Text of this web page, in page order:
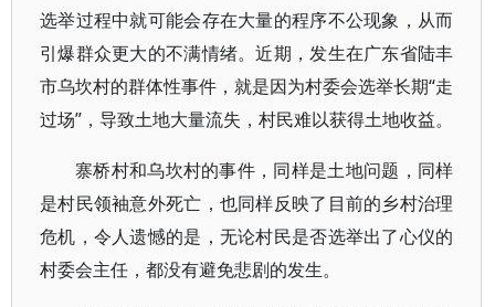
选举过程中就可能会存在大量的程序不公现象，从而
引爆群众更大的不满情绪。近期，发生在广东省陆丰
市乌坎村的群体性事件，就是因为村委会选举长期“走
过场”，导致土地大量流失，村民难以获得土地收益。
寨桥村和乌坎村的事件，同样是土地问题，同样
是村民领袖意外死亡，也同样反映了目前的乡村治理
危机，令人遗憾的是，无论村民是否选举出了心仪的
村委会主任，都没有避免悲剧的发生。